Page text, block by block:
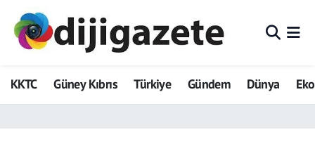
KKTC Güney Kıbrıs Türkiye Gündem Dünya
ADVERTORIAL
Dijigazete
Hava Durumu
Trafik Durumu